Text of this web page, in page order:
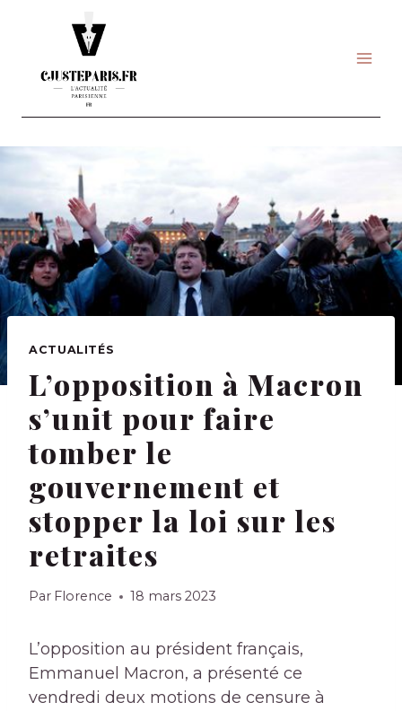
ACTUALITÉS
L’opposition à Macron
s’unit pour faire
tomber le
gouvernement et
stopper la loi sur les
retraites
Par Florence 18 mars 2023
L’opposition au président français,
Emmanuel Macron, a présenté ce
vendredi deux motions de censure à